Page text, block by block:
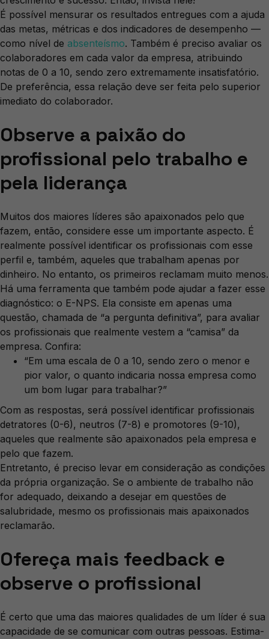
É possível mensurar os resultados entregues com a ajuda
das metas, métricas e dos indicadores de desempenho —
como nível de absenteísmo. Também é preciso avaliar os
colaboradores em cada valor da empresa, atribuindo
notas de 0 a 10, sendo zero extremamente insatisfatório.
De preferência, essa relação deve ser feita pelo superior
imediato do colaborador.
Observe a paixão do
profissional pelo trabalho e
pela liderança
Muitos dos maiores líderes são apaixonados pelo que
fazem, então, considere esse um importante aspecto. É
realmente possível identificar os profissionais com esse
perfil e, também, aqueles que trabalham apenas por
dinheiro. No entanto, os primeiros reclamam muito menos.
Há uma ferramenta que também pode ajudar a fazer esse
diagnóstico: o E-NPS. Ela consiste em apenas uma
questão, chamada de “a pergunta definitiva”, para avaliar
os profissionais que realmente vestem a “camisa” da
empresa. Confira:
“Em uma escala de 0 a 10, sendo zero o menor e
pior valor, o quanto indicaria nossa empresa como
um bom lugar para trabalhar?”
Com as respostas, será possível identificar profissionais
detratores (0-6), neutros (7-8) e promotores (9-10),
aqueles que realmente são apaixonados pela empresa e
pelo que fazem.
Entretanto, é preciso levar em consideração as condições
da própria organização. Se o ambiente de trabalho não
for adequado, deixando a desejar em questões de
salubridade, mesmo os profissionais mais apaixonados
reclamarão.
Ofereça mais feedback e
observe o profissional
É certo que uma das maiores qualidades de um líder é sua
capacidade de se comunicar com outras pessoas. Estima-